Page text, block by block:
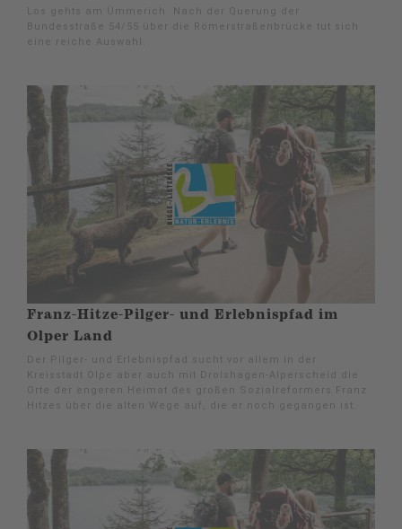
Los gehts am Ümmerich. Nach der Querung der
Bundesstraße 54/55 über die Römerstraßenbrücke tut sich
eine reiche Auswahl.
Franz-Hitze-Pilger- und Erlebnispfad im
Olper Land
Der Pilger- und Erlebnispfad sucht vor allem in der
Kreisstadt Olpe aber auch mit Drolshagen-Alperscheid die
Orte der engeren Heimat des großen Sozialreformers Franz
Hitzes über die alten Wege auf, die er noch gegangen ist.